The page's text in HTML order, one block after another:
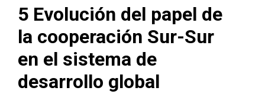
5 Evolución del papel de
la cooperación Sur-Sur
en el sistema de
desarrollo global